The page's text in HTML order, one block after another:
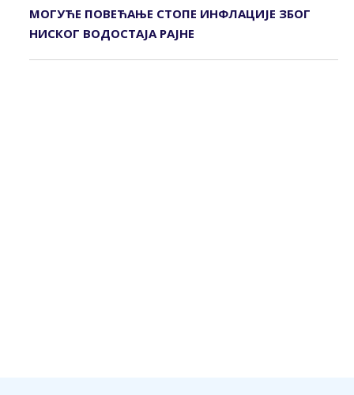
МОГУЋЕ ПОВЕЋАЊЕ СТОПЕ ИНФЛАЦИЈЕ ЗБОГ
НИСКОГ ВОДОСТАЈА РАЈНЕ